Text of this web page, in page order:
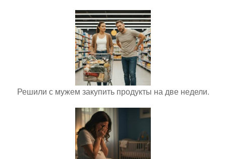
Решили с мужем закупить продукты на две недели.